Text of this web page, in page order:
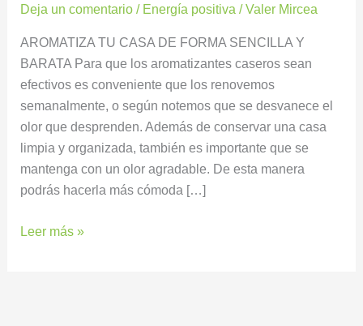
Deja un comentario / Energía positiva /Valer Mircea
AROMATIZA TU CASA DE FORMA SENCILLA Y
BARATA Para que los aromatizantes caseros sean
efectivos es conveniente que los renovemos
semanalmente, o según notemos que se desvanece el
olor que desprenden. Además de conservar una casa
limpia y organizada, también es importante que se
mantenga con un olor agradable. De esta manera
podrás hacerla más cómoda […]
Leer más »